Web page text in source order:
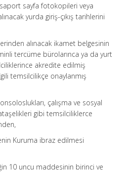
sayfa fotokopileri veya
yurda giriş-çıkış tarihlerini
alınacak ikamet belgesinin
tercüme bürolarınca ya da yurt
akredite edilmiş
temsilcilikçe onaylanmış
çalışma ve sosyal
gibi temsilciliklerce
Kuruma ibraz edilmesi
10 uncu maddesinin birinci ve